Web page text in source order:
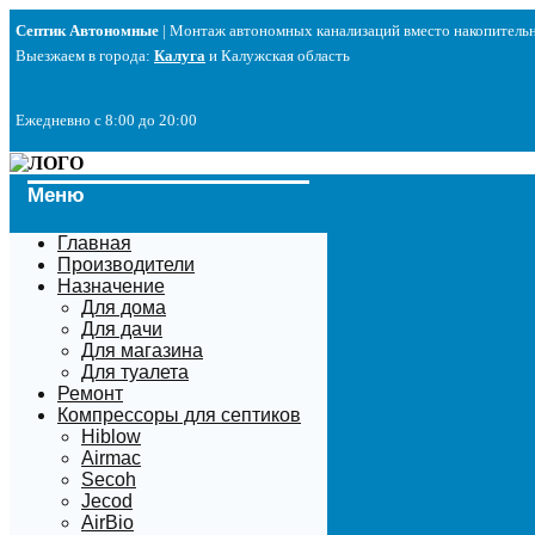
к
содержимому
Септик Автономные | Монтаж автономных канализаций вместо
Выезжаем в города: Калуга и Калужская область
Ежедневно с 8:00 до 20:00
Меню
Главная
Производители
Назначение
Для дома
Для дачи
Для магазина
Для туалета
Ремонт
Компрессоры для септиков
Hiblow
Airmac
Secoh
Jecod
AirBio